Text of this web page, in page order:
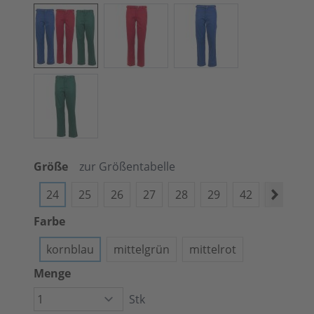
Größe
zur Größentabelle
24
25 26 27 28 29 42 44
Farbe
kornblau
mittelgrün
mittelrot
Menge
Stk